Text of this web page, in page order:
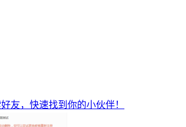
友，快速找到你的小伙伴！